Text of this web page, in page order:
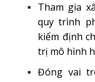
Tham gia
quy trình
kiểm định
trị mô hình
Đóng vai